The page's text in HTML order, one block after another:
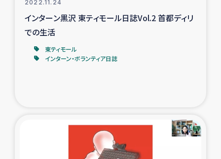
インターン・ボランティア日誌
ガザ地区での公園の緑化を通じた支援事業
2022.11.24
インターン黒沢 東ティモール日誌Vol.2 首都ディリ
での生活
東ティモール
インターン・ボランティア日誌